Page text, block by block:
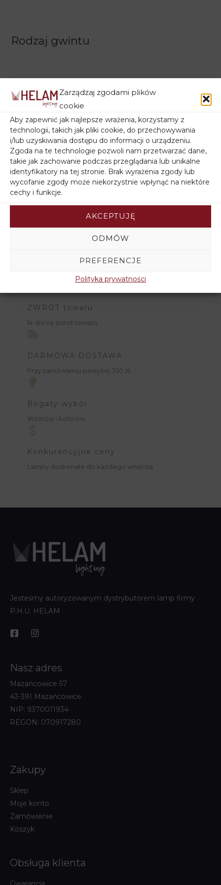
Zarządzaj zgodami plików
cookie
Aby zapewnić jak najlepsze wrażenia, korzystamy z
technologii, takich jak pliki cookie, do przechowywania
i/lub uzyskiwania dostępu do informacji o urządzeniu.
Zgoda na te technologie pozwoli nam przetwarzać dane,
takie jak zachowanie podczas przeglądania lub unikalne
identyfikatory na tej stronie. Brak wyrażenia zgody lub
wycofanie zgody może niekorzystnie wpłynąć na niektóre
cechy i funkcje.
AKCEPTUJĘ
ODMÓW
PREFERENCJE
Polityka prywatności
Rodzaj gwintu
Filtruj wg ceny
Filtruj wg stanu magazynowego
ZWROT towaru
14 dni na zwrot towaru.
DARMOWA DOSTAWA
Przy zamówieniu powyżej 350 zł.
Bogaty wybór
Wzorów i kolorów
Konkurencyjne ceny
Lampy doskonałe do każdego wnętrza
Jesteśmy autoryzowanym dystrybutorem lamp firmy
P.H.U. HELAM
Nasz adres
Mazańcowice 57
43-391 Mazańcowice
NIP: 9370011934
REGON: 070917280
Zakupy
Sklep
Moje konto
Zamówienie
Koszyk
Obsługa klienta